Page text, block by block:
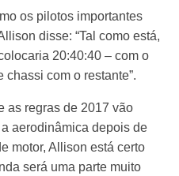
os pilotos importantes
disse: “Tal como está,
20:40:40 – com o
chassi com o restante”.
as regras de 2017 vão
aerodinâmica depois de
motor, Allison está certo
será uma parte muito